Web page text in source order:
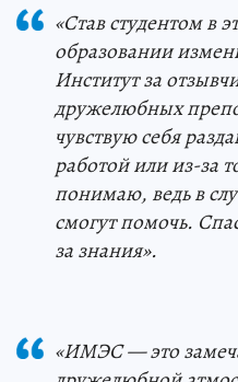
«Став студентом в
образовании
Институт за
дружелюбных
чувствую себя
работой или из-за
понимаю, ведь в
смогут помочь.
за знания».
«ИМЭС — это